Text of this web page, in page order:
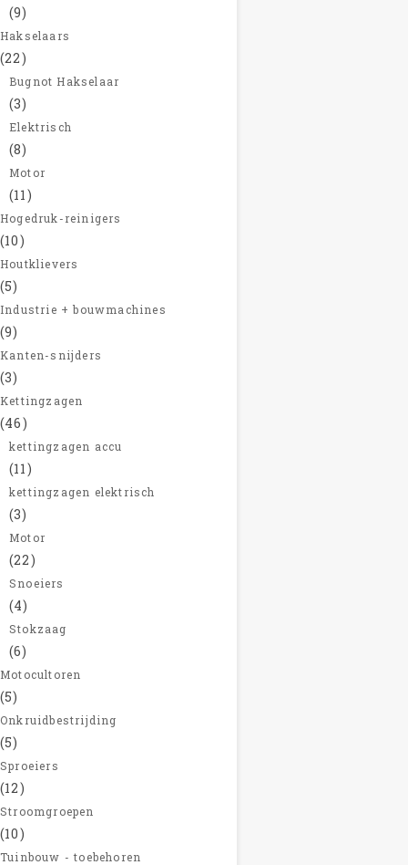
(9)
Hakselaars
(22)
Bugnot Hakselaar
(3)
Elektrisch
(8)
Motor
(11)
Hogedruk-reinigers
(10)
Houtklievers
(5)
Industrie + bouwmachines
(9)
Kanten-snijders
(3)
Kettingzagen
(46)
kettingzagen accu
(11)
kettingzagen elektrisch
(3)
Motor
(22)
Snoeiers
(4)
Stokzaag
(6)
Motocultoren
(5)
Onkruidbestrijding
(5)
Sproeiers
(12)
Stroomgroepen
(10)
Tuinbouw - toebehoren